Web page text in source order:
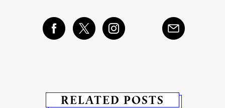
RELATED POSTS